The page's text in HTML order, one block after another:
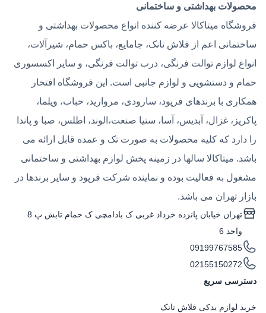
محصولات بهداشتی و ساختمانی
فروشگاه میتاکالا عرضه کننده انواع محصولات بهداشتی و
ساختمانی اعم از فلاش تانک، جامایع، باکس حمام، شیرآلات،
انواع لوازم توالت فرنگی، درب توالت فرنگی، و سایر اکسسوری
حمام و دستشویی و لوازم جانبی است. این فروشگاه افتخار
همکاری با برندهای فرپود، سارودی، مروارید، حباب، ویلما،
پاکریز، غزال، آبدیس، آسا، ستیا صنعت،الوند، اطلس، صبا و پاندا
را دارد که کلیه محصولات به صورت تک و عمده قابل ارائه می
باشد. میتاکالا سالها در زمینه پخش لوازم بهداشتی و ساختمانی
مشغول به فعالیت بوده و نماینده شرکت فرپود و سایر برندها در
بازار تهران می باشد.
تهران خیابان پانزده خرداد غربی ک بادامچی ک حمام تابش پ 8
واحد 6
09199767585
02155150272
دسترسی سریع
خرید لوازم یدکی فلاش تانک